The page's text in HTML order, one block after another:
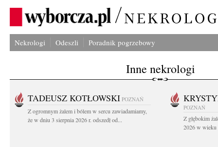
Nekrologi Odeszli Poradnik pogrzebowy
Inne nekrologi
TADEUSZ KOTŁOWSKI POZNAŃ
Z ogromnym żalem i bólem w sercu zawiadamiamy,
że w dniu 3 sierpnia 2026 r. odszedł od...
POZNAŃ
Z głębokim
2026 w wieku